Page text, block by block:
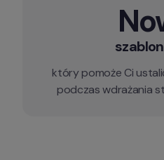
który pomoże Ci
podczas wdrażania